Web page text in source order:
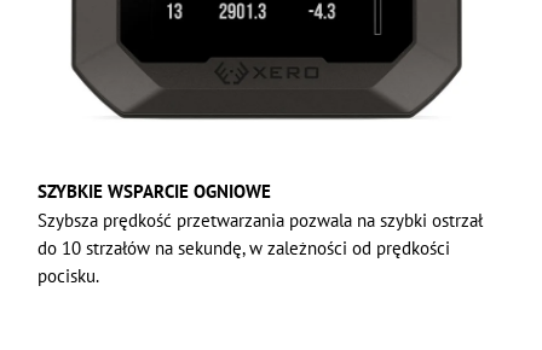
SZYBKIE WSPARCIE OGNIOWE
Szybsza prędkość przetwarzania pozwala na szybki ostrzał
do 10 strzałów na sekundę, w zależności od prędkości
pocisku.